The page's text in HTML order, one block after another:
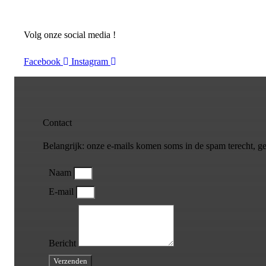
Volg onze social media !
Facebook Instagram
Contact
Belangrijk: onze e-mails komen soms in de spam terecht,
Naam
E-mail
Bericht
Verzenden